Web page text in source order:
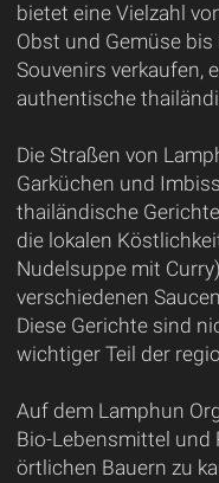
bietet eine Vielzahl
Obst und Gemüse
Souvenirs verkaufen,
authentische
Die Straßen von
Garküchen und
thailändische
die lokalen
Nudelsuppe mit
verschiedenen
Diese Gerichte sind
wichtiger Teil der
Auf dem Lamphun
Bio-Lebensmittel und
örtlichen Bauern zu